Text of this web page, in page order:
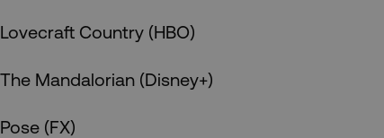
Lovecraft Country (HBO)
The Mandalorian (Disney+)
Pose (FX)